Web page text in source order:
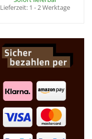
Lieferzeit: 1 - 2 Werktage